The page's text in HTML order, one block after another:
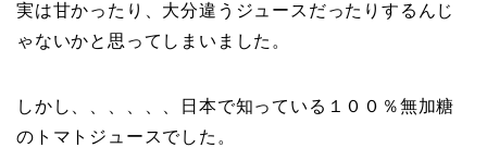
実は甘かったり、大分違うジュースだったりするんじ
ゃないかと思ってしまいました。
しかし、、、、、、日本で知っている１００％無加糖
のトマトジュースでした。